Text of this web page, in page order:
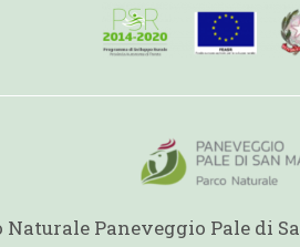
Naturale Paneveggio Pale di